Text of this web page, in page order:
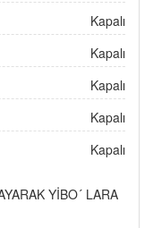
Kapalı
Kapalı
Kapalı
Kapalı
Kapalı
YİBO´ LARA